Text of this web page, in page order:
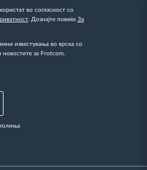
во согласност со
. Дознајте повеќе За
известувања во врска со
новостите за Frotcom.